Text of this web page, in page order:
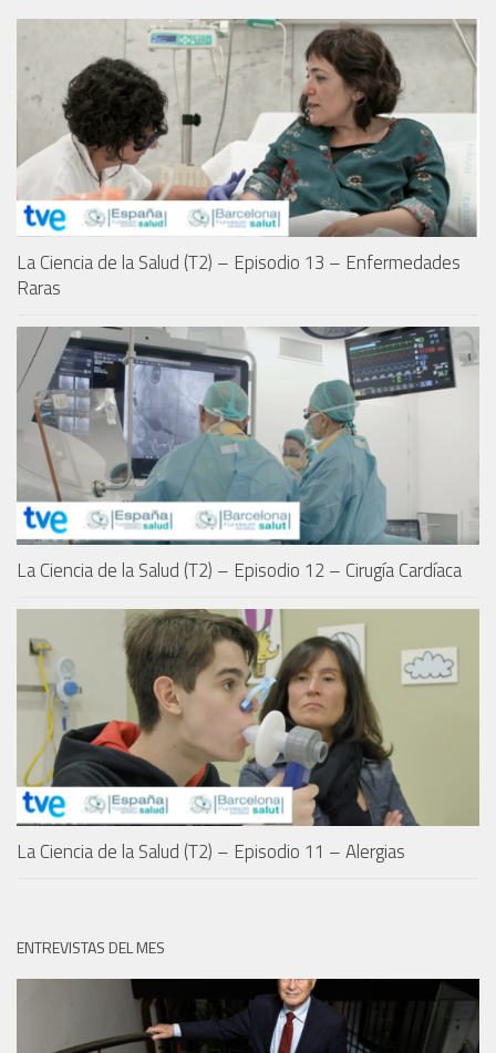
La Ciencia de la Salud (T2) – Episodio 13 – Enfermedades
Raras
La Ciencia de la Salud (T2) – Episodio 12 – Cirugía Cardíaca
La Ciencia de la Salud (T2) – Episodio 11 – Alergias
ENTREVISTAS DEL MES